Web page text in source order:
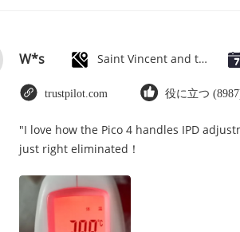
W*s Saint Vincent and the Grenadines
trustpilot.com 役に立つ
"I love how the Pico 4 handles IPD
just right eliminated！